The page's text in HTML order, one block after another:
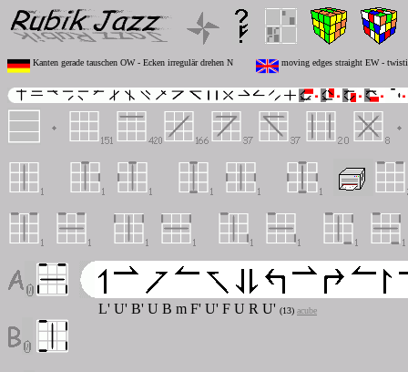
Kanten gerade tauschen OW - Ecken irregulär drehen N moving edges straight EW -
L' U' B' U B m F' U' F U R U' (13) acube